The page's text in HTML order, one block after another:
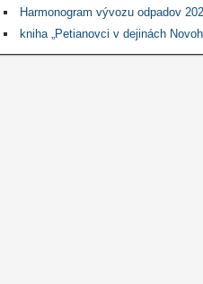
Harmonogram vývozu odpadov
kniha „Petianovci v dejinách